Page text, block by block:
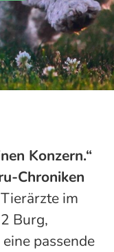
Konzern.“
Chroniken
im
Burg,
passende